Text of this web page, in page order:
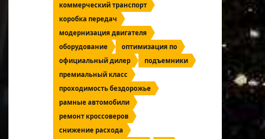
коммерческий транспорт
коробка передач
модернизация двигателя
оборудование
оптимизация по
официальный дилер
подъемники
премиальный класс
проходимость бездорожье
рамные автомобили
ремонт кроссоверов
снижение расхода